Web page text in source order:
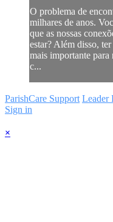
O problema de
milhares de anos.
que as nossas
estar? Além disso,
mais importante para
c...
ParishCare Support Leader
Sign in
×